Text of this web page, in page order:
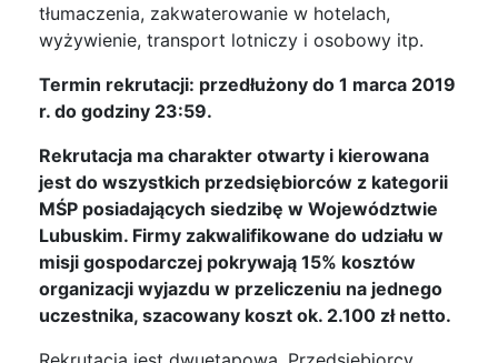
tłumaczenia, zakwaterowanie w hotelach,
wyżywienie, transport lotniczy i osobowy itp.
Termin rekrutacji: przedłużony do 1 marca 2019
r. do godziny 23:59.
Rekrutacja ma charakter otwarty i kierowana
jest do wszystkich przedsiębiorców z kategorii
MŚP posiadających siedzibę w Województwie
Lubuskim. Firmy zakwalifikowane do udziału w
misji gospodarczej pokrywają 15% kosztów
organizacji wyjazdu w przeliczeniu na jednego
uczestnika, szacowany koszt ok. 2.100 zł netto.